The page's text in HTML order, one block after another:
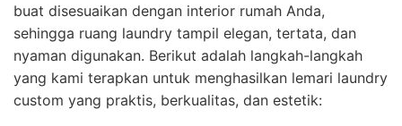
buat disesuaikan dengan interior rumah Anda,
sehingga ruang laundry tampil elegan, tertata, dan
nyaman digunakan. Berikut adalah langkah-langkah
yang kami terapkan untuk menghasilkan lemari laundry
custom yang praktis, berkualitas, dan estetik: